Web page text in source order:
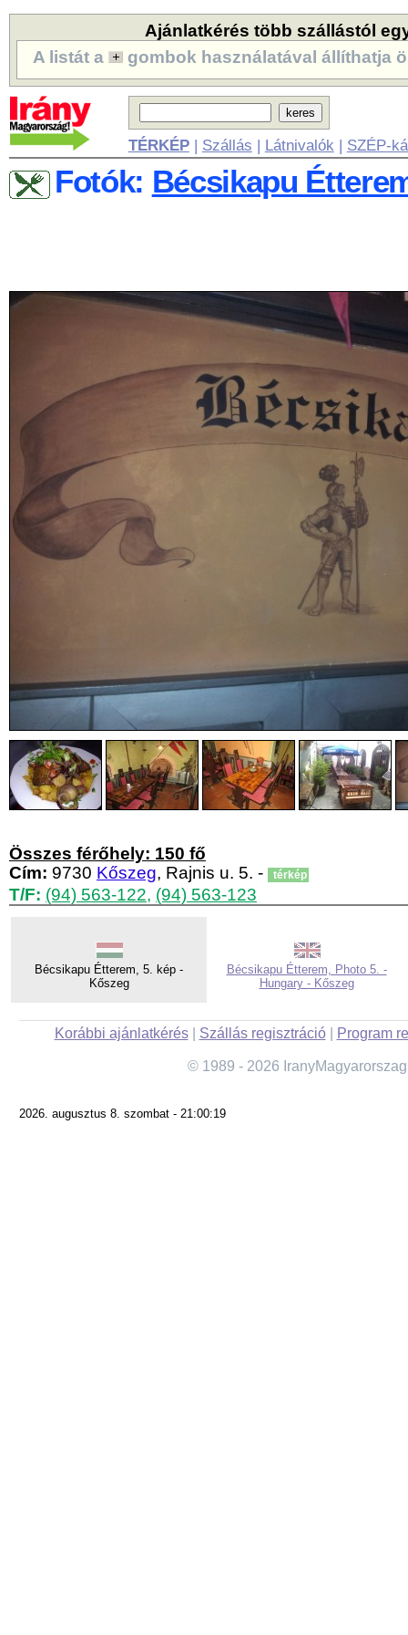
Ajánlatkérés több szállástól
A listát a
gombok használatával állíthatja
TÉRKÉP| Szállás | Látnivalók | SZÉP-
Fotók: Bécsikapu
Összes férőhely: 150 fő
Cím: 9730 Kőszeg, Rajnis u. 5. - térkép
T/F: (94) 563-122, (94) 563-123
Bécsikapu Étterem, 5. kép -
Kőszeg
Bécsikapu Étterem, Photo 5. -
Hungary - Kőszeg
Korábbi ajánlatkérés| Szállás regisztráció| Program
© 1989 - 2026
2026. augusztus 8. szombat - 21:00:19